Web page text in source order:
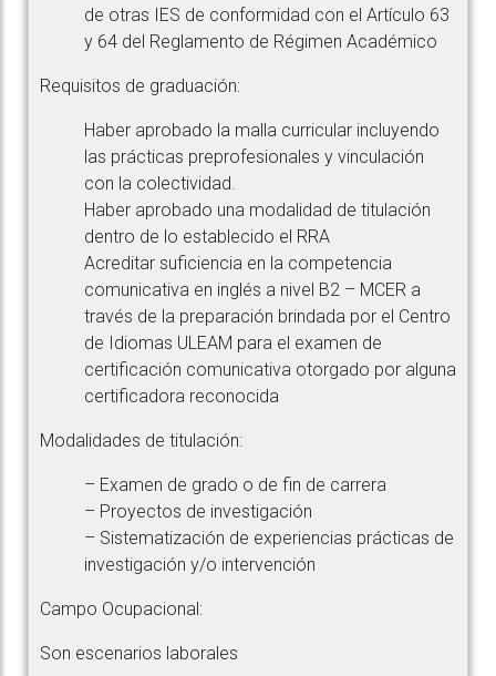
de otras IES de conformidad con el Artículo 63
y 64 del Reglamento de Régimen Académico
Requisitos de graduación:
Haber aprobado la malla curricular incluyendo
las prácticas preprofesionales y vinculación
con la colectividad.
Haber aprobado una modalidad de titulación
dentro de lo establecido el RRA
Acreditar suficiencia en la competencia
comunicativa en inglés a nivel B2 – MCER a
través de la preparación brindada por el Centro
de Idiomas ULEAM para el examen de
certificación comunicativa otorgado por alguna
certificadora reconocida
Modalidades de titulación:
– Examen de grado o de fin de carrera
– Proyectos de investigación
– Sistematización de experiencias prácticas de
investigación y/o intervención
Campo Ocupacional:
Son escenarios laborales